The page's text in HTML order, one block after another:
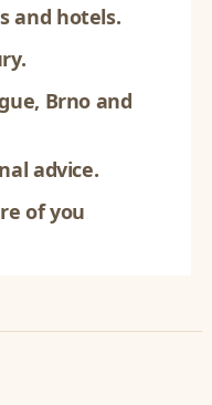
and hotels.
Brno and
advice.
of you